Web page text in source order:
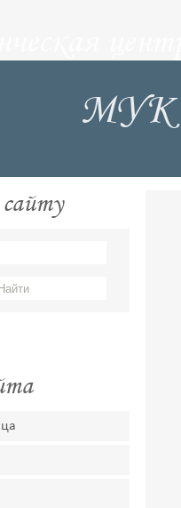
МУК